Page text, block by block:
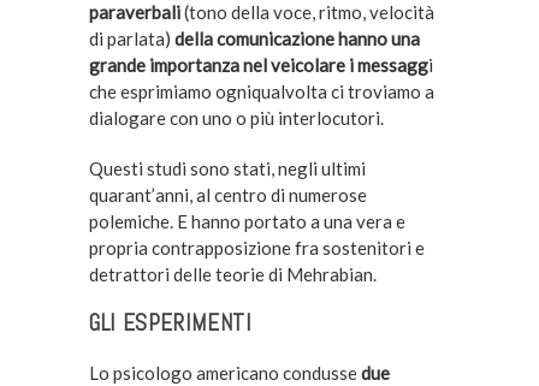
paraverbali(tono della voce, ritmo, velocità
di parlata) della comunicazione hanno una
grande importanza nel veicolare i messaggi
che esprimiamo ogniqualvolta ci troviamo a
dialogare con uno o più interlocutori.
Questi studi sono stati, negli ultimi
quarant’anni, al centro di numerose
polemiche. E hanno portato a una vera e
propria contrapposizione fra sostenitori e
detrattori delle teorie di Mehrabian.
GLI ESPERIMENTI
Lo psicologo americano condussedue